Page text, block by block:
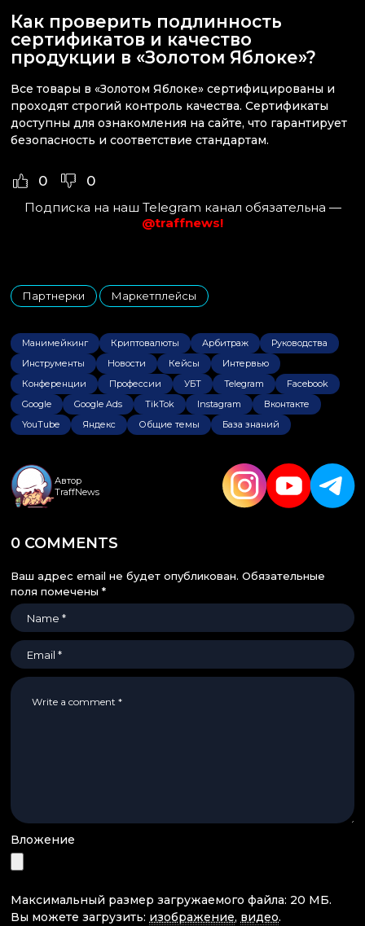
Как проверить подлинность
сертификатов и качество
продукции в «Золотом Яблоке»?
Все товары в «Золотом Яблоке» сертифицированы и
проходят строгий контроль качества. Сертификаты
доступны для ознакомления на сайте, что гарантирует
безопасность и соответствие стандартам.
0 0
Подписка на наш Telegram канал обязательна —
@traffnews!
Партнерки
,
Маркетплейсы
Манимейкинг Криптовалюты Арбитраж
Руководства
Инструменты
Новости Кейсы
Интервью
Конференции
Профессии УБТ Telegram
Facebook
Google
Google Ads TikTok Instagram
Вконтакте
YouTube
Яндекс Общие темы База знаний
Автор
TraffNews
0 COMMENTS
Ваш адрес email не будет опубликован. Обязательные
поля помечены *
Вложение
Максимальный размер загружаемого файла: 20 МБ.
Вы можете загрузить: изображение, видео.